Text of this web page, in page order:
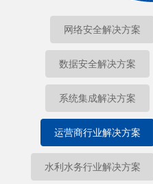
网络安全解决方案
数据安全解决方案
系统集成解决方案
运营商行业解决方案
水利水务行业解决方案